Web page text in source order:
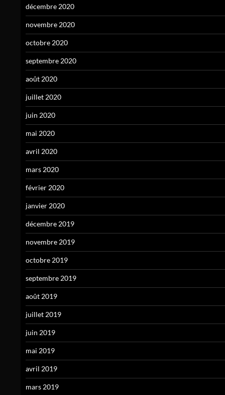
décembre 2020
novembre 2020
octobre 2020
septembre 2020
août 2020
juillet 2020
juin 2020
mai 2020
avril 2020
mars 2020
février 2020
janvier 2020
décembre 2019
novembre 2019
octobre 2019
septembre 2019
août 2019
juillet 2019
juin 2019
mai 2019
avril 2019
mars 2019